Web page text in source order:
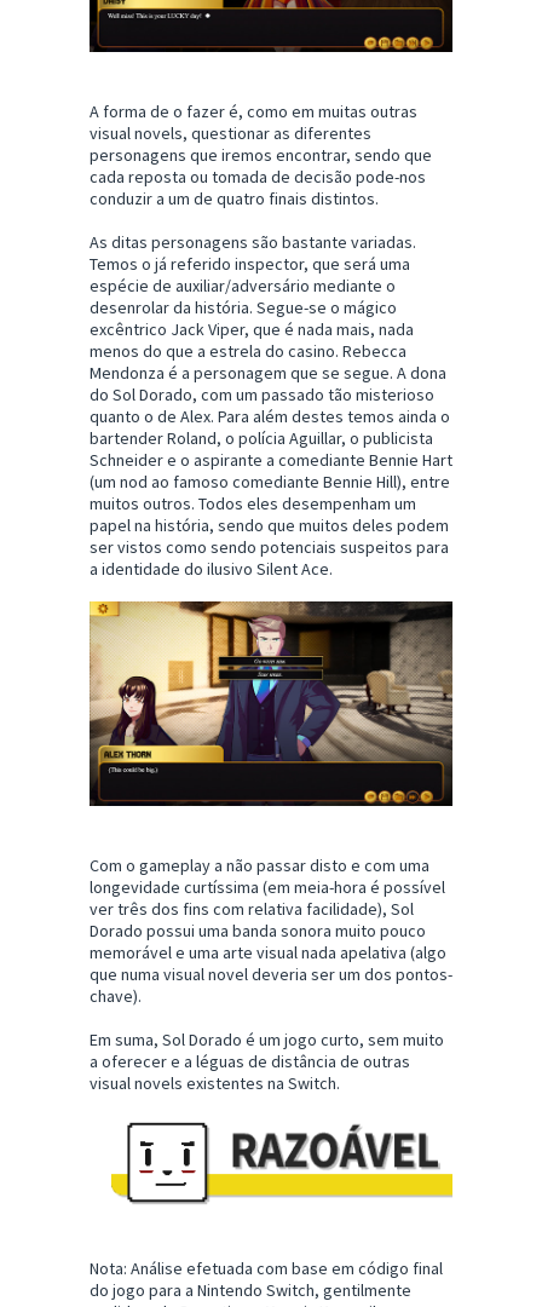
A forma de o fazer é, como em muitas outras
visual novels, questionar as diferentes
personagens que iremos encontrar, sendo que
cada reposta ou tomada de decisão pode-nos
conduzir a um de quatro finais distintos.
As ditas personagens são bastante variadas.
Temos o já referido inspector, que será uma
espécie de auxiliar/adversário mediante o
desenrolar da história. Segue-se o mágico
excêntrico Jack Viper, que é nada mais, nada
menos do que a estrela do casino. Rebecca
Mendonza é a personagem que se segue. A dona
do Sol Dorado, com um passado tão misterioso
quanto o de Alex. Para além destes temos ainda o
bartender Roland, o polícia Aguillar, o publicista
Schneider e o aspirante a comediante Bennie Hart
(um nod ao famoso comediante Bennie Hill), entre
muitos outros. Todos eles desempenham um
papel na história, sendo que muitos deles podem
ser vistos como sendo potenciais suspeitos para
a identidade do ilusivo Silent Ace.
Com o gameplay a não passar disto e com uma
longevidade curtíssima (em meia-hora é possível
ver três dos fins com relativa facilidade), Sol
Dorado possui uma banda sonora muito pouco
memorável e uma arte visual nada apelativa (algo
que numa visual novel deveria ser um dos pontos-
chave).
Em suma, Sol Dorado é um jogo curto, sem muito
a oferecer e a léguas de distância de outras
visual novels existentes na Switch.
Nota: Análise efetuada com base em código final
do jogo para a Nintendo Switch, gentilmente